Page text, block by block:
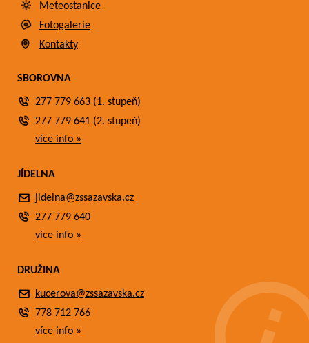
Meteostanice
Fotogalerie
Kontakty
SBOROVNA
277 779 663 (1. stupeň)
277 779 641 (2. stupeň)
více info »
JÍDELNA
jidelna@zssazavska.cz
277 779 640
více info »
DRUŽINA
kucerova@zssazavska.cz
778 712 766
více info »